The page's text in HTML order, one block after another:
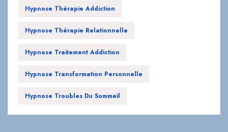
Hypnose Thérapie Addiction
Hypnose Thérapie Relationnelle
Hypnose Traitement Addiction
Hypnose Transformation Personnelle
Hypnose Troubles Du Sommeil